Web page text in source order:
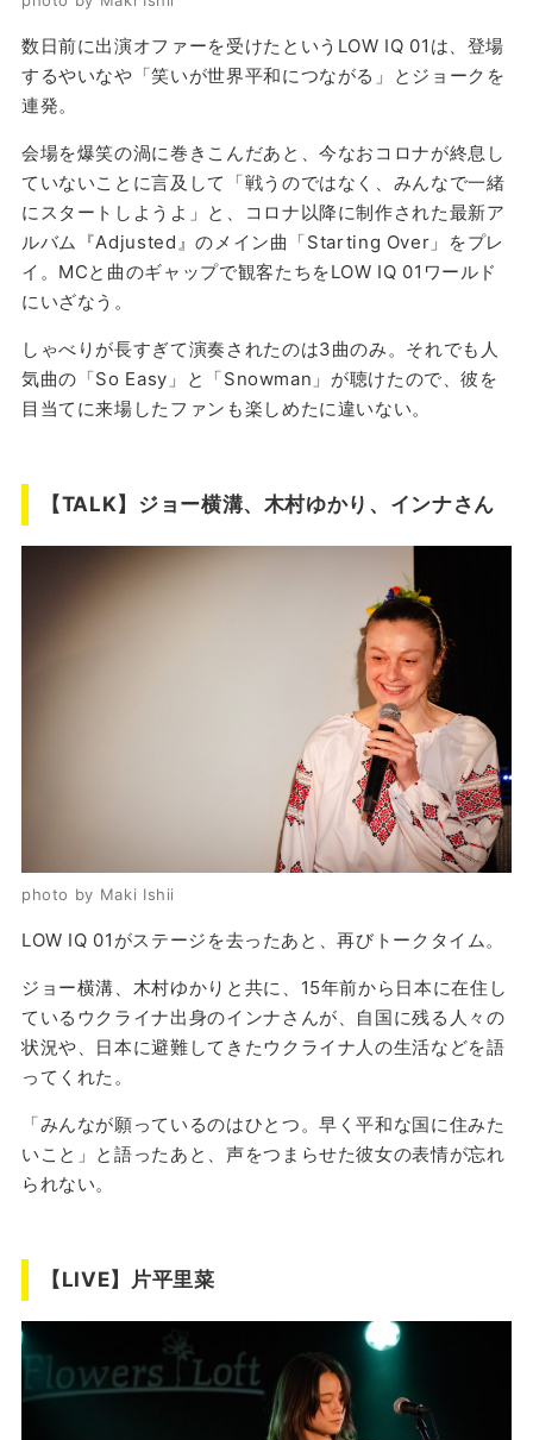
数日前に出演オファーを受けたというLOW IQ 01は、登場
するやいなや「笑いが世界平和につながる」とジョークを
連発。
会場を爆笑の渦に巻きこんだあと、今なおコロナが終息し
ていないことに言及して「戦うのではなく、みんなで一緒
にスタートしようよ」と、コロナ以降に制作された最新ア
ルバム『Adjusted』のメイン曲「Starting Over」をプレ
イ。MCと曲のギャップで観客たちをLOW IQ 01ワールド
にいざなう。
しゃべりが長すぎて演奏されたのは3曲のみ。それでも人
気曲の「So Easy」と「Snowman」が聴けたので、彼を
目当てに来場したファンも楽しめたに違いない。
【TALK】ジョー横溝、木村ゆかり、インナさん
photo by Maki Ishii
LOW IQ 01がステージを去ったあと、再びトークタイム。
ジョー横溝、木村ゆかりと共に、15年前から日本に在住し
ているウクライナ出身のインナさんが、自国に残る人々の
状況や、日本に避難してきたウクライナ人の生活などを語
ってくれた。
「みんなが願っているのはひとつ。早く平和な国に住みた
いこと」と語ったあと、声をつまらせた彼女の表情が忘れ
られない。
【LIVE】片平里菜